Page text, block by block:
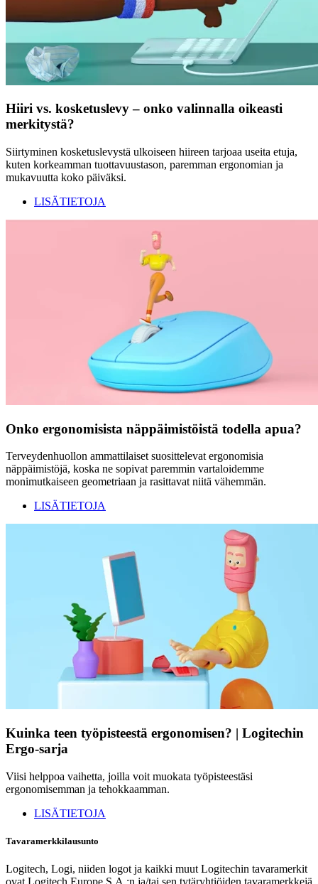
Hiiri vs. kosketuslevy – onko valinnalla oikeasti
merkitystä?
Siirtyminen kosketuslevystä ulkoiseen hiireen tarjoaa useita etuja,
kuten korkeamman tuottavuustason, paremman ergonomian ja
mukavuutta koko päiväksi.
LISÄTIETOJA
Onko ergonomisista näppäimistöistä todella apua?
Terveydenhuollon ammattilaiset suosittelevat ergonomisia
näppäimistöjä, koska ne sopivat paremmin vartaloidemme
monimutkaiseen geometriaan ja rasittavat niitä vähemmän.
LISÄTIETOJA
Kuinka teen työpisteestä ergonomisen? | Logitechin
Ergo-sarja
Viisi helppoa vaihetta, joilla voit muokata työpisteestäsi
ergonomisemman ja tehokkaamman.
LISÄTIETOJA
Tavaramerkkilausunto
Logitech, Logi, niiden logot ja kaikki muut Logitechin tavaramerkit